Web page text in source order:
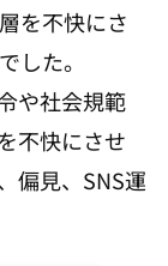
を不快にさ
した。
や社会規範
不快にさせ
偏見、SNS運